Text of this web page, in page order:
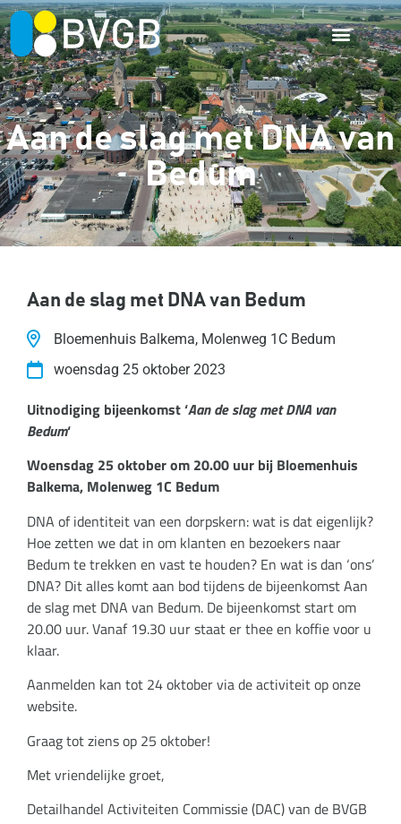
Aan de slag met DNA van
Bedum
Aan de slag met DNA van Bedum
Bloemenhuis Balkema, Molenweg 1C Bedum
woensdag 25 oktober 2023
Uitnodiging bijeenkomst ‘Aan de slag met DNA van
Bedum‘
Woensdag 25 oktober om 20.00 uur bij Bloemenhuis
Balkema, Molenweg 1C Bedum
DNA of identiteit van een dorpskern: wat is dat eigenlijk?
Hoe zetten we dat in om klanten en bezoekers naar
Bedum te trekken en vast te houden? En wat is dan ‘ons’
DNA? Dit alles komt aan bod tijdens de bijeenkomst Aan
de slag met DNA van Bedum. De bijeenkomst start om
20.00 uur. Vanaf 19.30 uur staat er thee en koffie voor u
klaar.
Aanmelden kan tot 24 oktober via de activiteit op onze
website.
Graag tot ziens op 25 oktober!
Met vriendelijke groet,
Detailhandel Activiteiten Commissie (DAC) van de BVGB